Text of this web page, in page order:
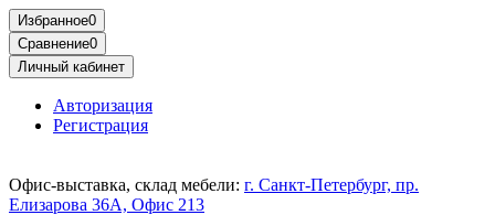
Избранное0
Сравнение0
Личный кабинет
Авторизация
Регистрация
Офис-выставка, склад мебели: г. Санкт-Петербург, пр.
Елизарова 36А, Офис 213